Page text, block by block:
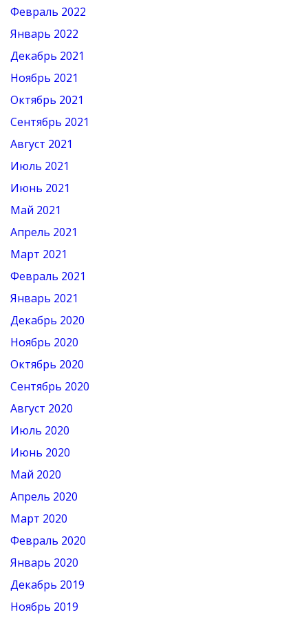
Февраль 2022
Январь 2022
Декабрь 2021
Ноябрь 2021
Октябрь 2021
Сентябрь 2021
Август 2021
Июль 2021
Июнь 2021
Май 2021
Апрель 2021
Март 2021
Февраль 2021
Январь 2021
Декабрь 2020
Ноябрь 2020
Октябрь 2020
Сентябрь 2020
Август 2020
Июль 2020
Июнь 2020
Май 2020
Апрель 2020
Март 2020
Февраль 2020
Январь 2020
Декабрь 2019
Ноябрь 2019